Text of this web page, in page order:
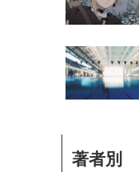
著者別